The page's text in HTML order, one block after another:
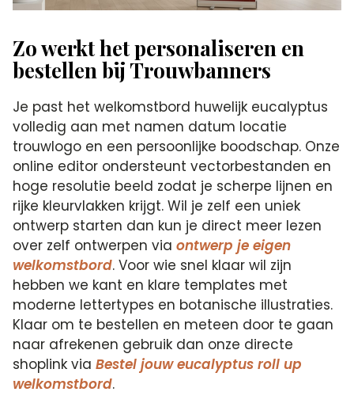
Zo werkt het personaliseren en
bestellen bij Trouwbanners
Je past het welkomstbord huwelijk eucalyptus
volledig aan met namen datum locatie
trouwlogo en een persoonlijke boodschap. Onze
online editor ondersteunt vectorbestanden en
hoge resolutie beeld zodat je scherpe lijnen en
rijke kleurvlakken krijgt. Wil je zelf een uniek
ontwerp starten dan kun je direct meer lezen
over zelf ontwerpen viaontwerp je eigen
welkomstbord. Voor wie snel klaar wil zijn
hebben we kant en klare templates met
moderne lettertypes en botanische illustraties.
Klaar om te bestellen en meteen door te gaan
naar afrekenen gebruik dan onze directe
shoplink viaBestel jouw eucalyptus roll up
welkomstbord.